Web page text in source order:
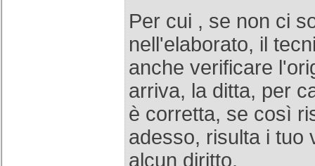
Per cui , se non ci
nell'elaborato, il
anche verificare
arriva, la ditta, per
è corretta, se così
adesso, risulta i tuo
alcun diritto.